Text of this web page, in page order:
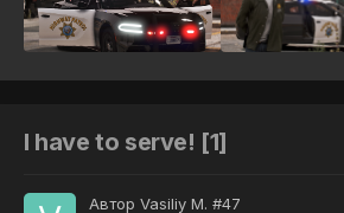
I have to serve! [1]
Автор Vasiliy M. #47